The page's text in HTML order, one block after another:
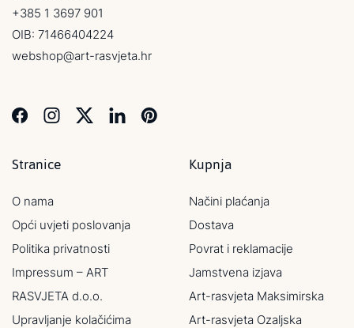
+385 1 3697 901
OIB: 71466404224
webshop@art-rasvjeta.hr
Stranice
O nama
Opći uvjeti poslovanja
Politika privatnosti
Impressum – ART
RASVJETA d.o.o.
Upravljanje kolačićima
Kupnja
Načini plaćanja
Dostava
Povrat i reklamacije
Jamstvena izjava
Art-rasvjeta Maksimirska
Art-rasvjeta Ozaljska